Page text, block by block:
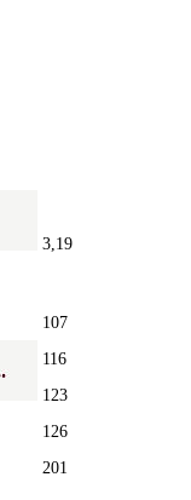
3,19
107
116
123
126
201